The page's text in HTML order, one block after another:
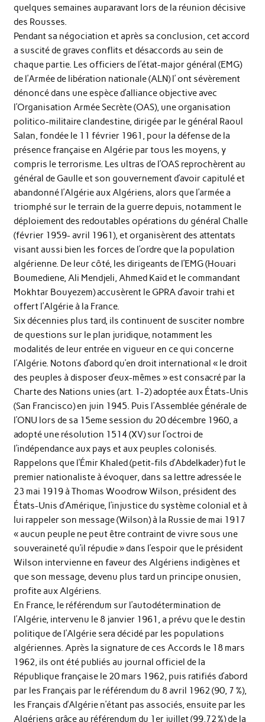
quelques semaines auparavant lors de la réunion décisive
des Rousses.
Pendant sa négociation et après sa conclusion, cet accord
a suscité de graves conflits et désaccords au sein de
chaque partie. Les officiers de l’état-major général (EMG)
de l’Armée de libération nationale (ALN) l’ ont sévèrement
dénoncé dans une espèce d’alliance objective avec
l’Organisation Armée Secrète (OAS), une organisation
politico-militaire clandestine, dirigée par le général Raoul
Salan, fondée le 11 février 1961, pour la défense de la
présence française en Algérie par tous les moyens, y
compris le terrorisme. Les ultras de l’OAS reprochèrent au
général de Gaulle et son gouvernement d’avoir capitulé et
abandonné l’Algérie aux Algériens, alors que l’armée a
triomphé sur le terrain de la guerre depuis, notamment le
déploiement des redoutables opérations du général Challe
(février 1959- avril 1961), et organisèrent des attentats
visant aussi bien les forces de l’ordre que la population
algérienne. De leur côté, les dirigeants de l’EMG (Houari
Boumediene, Ali Mendjeli, Ahmed Kaïd et le commandant
Mokhtar Bouyezem) accusèrent le GPRA d’avoir trahi et
offert l’Algérie à la France.
Six décennies plus tard, ils continuent de susciter nombre
de questions sur le plan juridique, notamment les
modalités de leur entrée en vigueur en ce qui concerne
l’Algérie. Notons d’abord qu’en droit international « le droit
des peuples à disposer d’eux-mêmes » est consacré par la
Charte des Nations unies (art. 1-2) adoptée aux États-Unis
(San Francisco) en juin 1945. Puis l’Assemblée générale de
l’ONU lors de sa 15eme session du 20 décembre 1960, a
adopté une résolution 1514 (XV) sur l’octroi de
l’indépendance aux pays et aux peuples colonisés.
Rappelons que l’Émir Khaled (petit-fils d’Abdelkader) fut le
premier nationaliste à évoquer, dans sa lettre adressée le
23 mai 1919 à Thomas Woodrow Wilson, président des
États-Unis d’Amérique, l’injustice du système colonial et à
lui rappeler son message (Wilson) à la Russie de mai 1917
« aucun peuple ne peut être contraint de vivre sous une
souveraineté qu’il répudie » dans l’espoir que le président
Wilson intervienne en faveur des Algériens indigènes et
que son message, devenu plus tard un principe onusien,
profite aux Algériens.
En France, le référendum sur l’autodétermination de
l’Algérie, intervenu le 8 janvier 1961, a prévu que le destin
politique de l’Algérie sera décidé par les populations
algériennes. Après la signature de ces Accords le 18 mars
1962, ils ont été publiés au journal officiel de la
République française le 20 mars 1962, puis ratifiés d’abord
par les Français par le référendum du 8 avril 1962 (90, 7 %),
les Français d’Algérie n’étant pas associés, ensuite par les
Algériens grâce au référendum du 1er juillet (99,72 %) de la